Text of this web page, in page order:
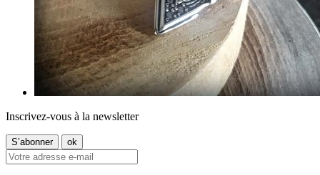
Inscrivez-vous à la newsletter